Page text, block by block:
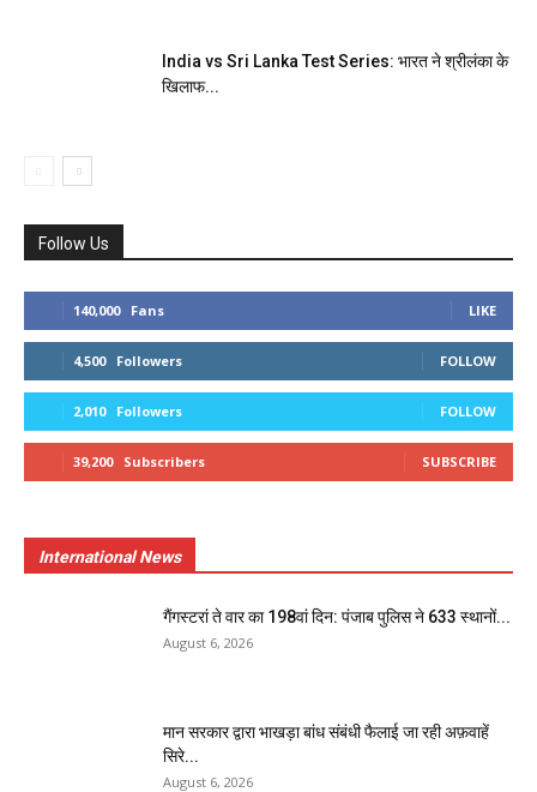
India vs Sri Lanka Test Series: भारत ने श्रीलंका के
खिलाफ...
Follow Us
140,000 Fans LIKE
4,500 Followers FOLLOW
2,010 Followers FOLLOW
39,200 Subscribers SUBSCRIBE
International News
गैंगस्टरां ते वार का 198वां दिन: पंजाब पुलिस ने 633 स्थानों...
August 6, 2026
मान सरकार द्वारा भाखड़ा बांध संबंधी फैलाई जा रही अफ़वाहें
सिरे...
August 6, 2026